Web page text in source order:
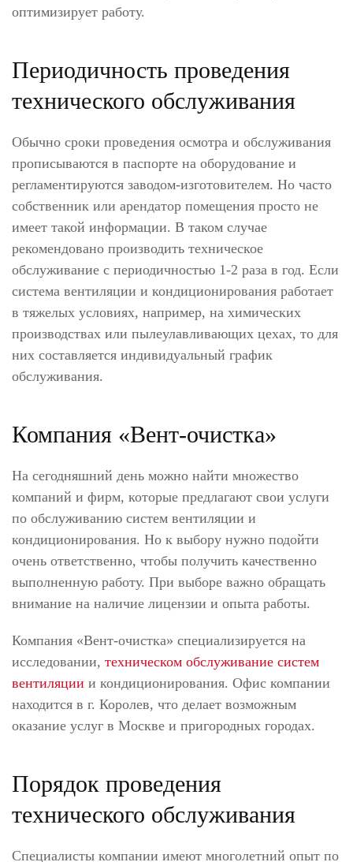
оптимизирует работу.
Периодичность проведения
технического обслуживания
Обычно сроки проведения осмотра и обслуживания
прописываются в паспорте на оборудование и
регламентируются заводом-изготовителем. Но часто
собственник или арендатор помещения просто не
имеет такой информации. В таком случае
рекомендовано производить техническое
обслуживание с периодичностью 1-2 раза в год. Если
система вентиляции и кондиционирования работает
в тяжелых условиях, например, на химических
производствах или пылеулавливающих цехах, то для
них составляется индивидуальный график
обслуживания.
Компания «Вент-очистка»
На сегодняшний день можно найти множество
компаний и фирм, которые предлагают свои услуги
по обслуживанию систем вентиляции и
кондиционирования. Но к выбору нужно подойти
очень ответственно, чтобы получить качественно
выполненную работу. При выборе важно обращать
внимание на наличие лицензии и опыта работы.
Компания «Вент-очистка» специализируется на
исследовании, техническом обслуживание систем
вентиляции и кондиционирования. Офис компании
находится в г. Королев, что делает возможным
оказание услуг в Москве и пригородных городах.
Порядок проведения
технического обслуживания
Специалисты компании имеют многолетний опыт по